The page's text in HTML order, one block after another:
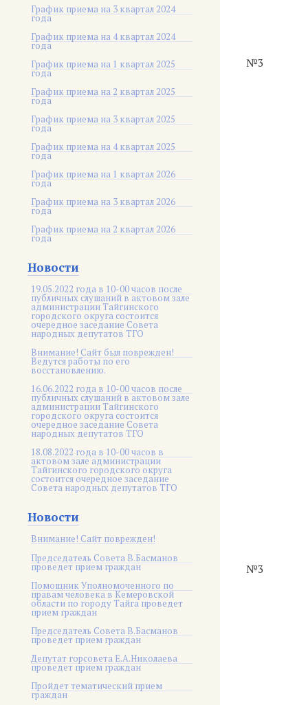
График приема на 3 квартал 2024
года
График приема на 4 квартал 2024
года
График приема на 1 квартал 2025
года
График приема на 2 квартал 2025
года
График приема на 3 квартал 2025
года
График приема на 4 квартал 2025
года
График приема на 1 квартал 2026
года
График приема на 3 квартал 2026
года
График приема на 2 квартал 2026
года
Новости
19.05.2022 года в 10-00 часов после
публичных слушаний в актовом зале
администрации Тайгинского
городского округа состоится
очередное заседание Совета
народных депутатов ТГО
Внимание! Сайт был поврежден!
Ведутся работы по его
восстановлению.
16.06.2022 года в 10-00 часов после
публичных слушаний в актовом зале
администрации Тайгинского
городского округа состоится
очередное заседание Совета
народных депутатов ТГО
18.08.2022 года в 10-00 часов в
актовом зале администрации
Тайгинского городского округа
состоится очередное заседание
Совета народных депутатов ТГО
Новости
Внимание! Сайт поврежден!
Председатель Совета В.Басманов
проведет прием граждан
Помощник Уполномоченного по
правам человека в Кемеровской
области по городу Тайга проведет
прием граждан
Председатель Совета В.Басманов
проведет прием граждан
Депутат горсовета Е.А.Николаева
проведет прием граждан
Пройдет тематический прием
граждан
№3
№3